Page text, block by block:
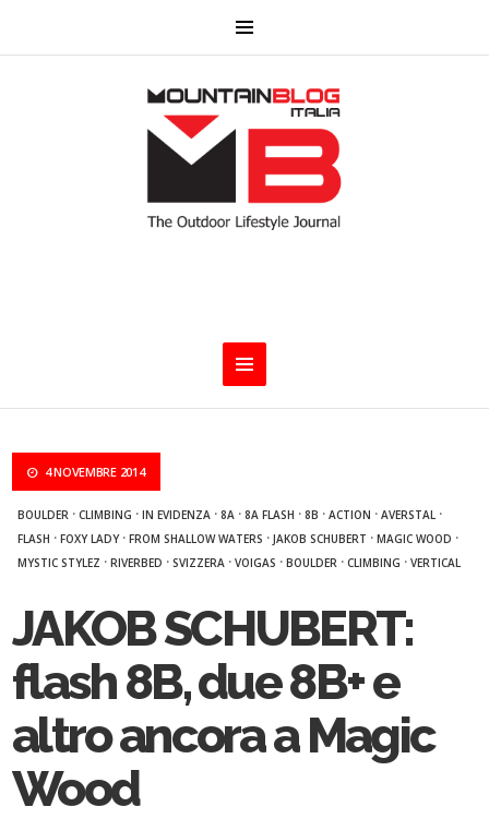
4 NOVEMBRE 2014
BOULDER ·CLIMBING ·IN EVIDENZA ·8A ·8A FLASH ·8B ·ACTION ·AVERSTAL ·
FLASH ·FOXY LADY·FROM SHALLOW WATERS ·JAKOB SCHUBERT ·MAGIC WOOD ·
MYSTIC STYLEZ ·RIVERBED ·SVIZZERA ·VOIGAS ·BOULDER ·CLIMBING ·VERTICAL
JAKOB SCHUBERT:
flash 8B, due 8B+ e
altro ancora a Magic
Wood